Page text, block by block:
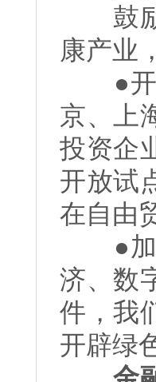
鼓励
康产业
●开展
京、上
投资企
开放试
在自由
●加强
济、数
件，我
开辟绿